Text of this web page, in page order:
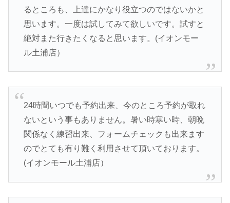
るところも、上達にかなり役立つのではないかと
思います。一度は試してみて欲しいです。試すと
絶対また行きたくなると思います。(イオンモー
ル土浦店）
24時間いつでも予約出来、今のところ予約が取れ
ないという事もありません。暑い時寒い時、朝晩
関係なく練習出来、フォームチェックも出来ます
のでとても有り難く利用させて頂いております。
(イオンモール土浦店）